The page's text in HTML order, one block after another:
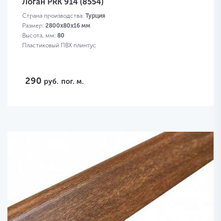
Страна производства: Турция
Размер: 2800х80х16 мм
Высота, мм: 80
Пластиковый ПВХ плинтус
290 руб. пог. м.